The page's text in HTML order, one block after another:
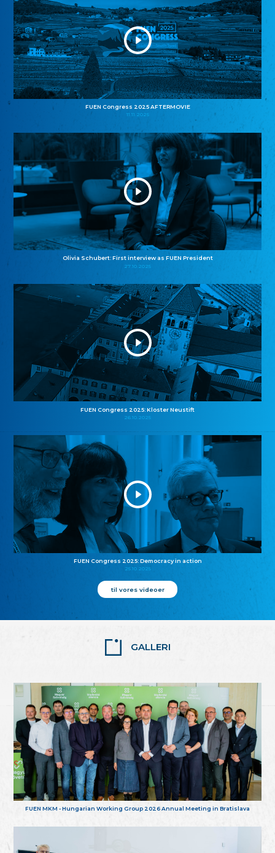
FUEN Congress 2025 AFTERMOVIE
11.11.2025
Olivia Schubert: First interview as FUEN President
27.10.2025
FUEN Congress 2025: Kloster Neustift
26.10.2025
FUEN Congress 2025: Democracy in action
25.10.2025
til vores videoer
GALLERI
FUEN MKM - Hungarian Working Group 2026 Annual Meeting in Bratislava